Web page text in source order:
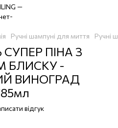
Ручні шампуні для миття Ручні
ПІНА З
БЛИСКУ -
ВИНОГРАД
відгук